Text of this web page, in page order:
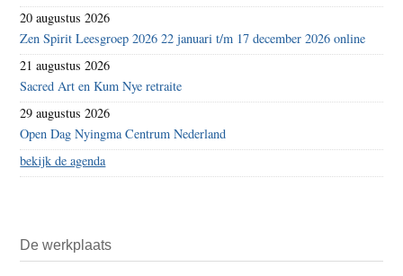
20 augustus 2026
Zen Spirit Leesgroep 2026 22 januari t/m 17 december 2026 online
21 augustus 2026
Sacred Art en Kum Nye retraite
29 augustus 2026
Open Dag Nyingma Centrum Nederland
bekijk de agenda
De werkplaats